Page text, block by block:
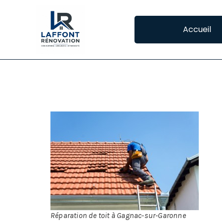
Accueil
Réparation de toit à Gagnac-sur-Garonne